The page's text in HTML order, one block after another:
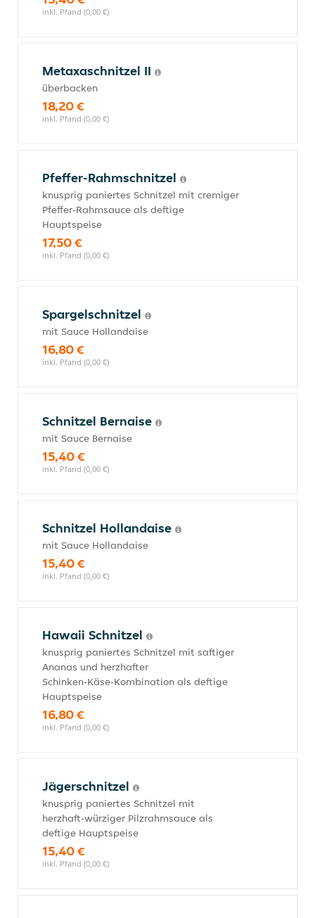
inkl. Pfand (0,00 €)
Metaxaschnitzel II
überbacken
18,20 €
inkl. Pfand (0,00 €)
Pfeffer-Rahmschnitzel
knusprig paniertes Schnitzel mit cremiger
Pfeffer‑Rahmsauce als deftige
Hauptspeise
17,50 €
inkl. Pfand (0,00 €)
Spargelschnitzel
mit Sauce Hollandaise
16,80 €
inkl. Pfand (0,00 €)
Schnitzel Bernaise
mit Sauce Bernaise
15,40 €
inkl. Pfand (0,00 €)
Schnitzel Hollandaise
mit Sauce Hollandaise
15,40 €
inkl. Pfand (0,00 €)
Hawaii Schnitzel
knusprig paniertes Schnitzel mit saftiger
Ananas und herzhafter
Schinken‑Käse‑Kombination als deftige
Hauptspeise
16,80 €
inkl. Pfand (0,00 €)
Jägerschnitzel
knusprig paniertes Schnitzel mit
herzhaft‑würziger Pilzrahmsauce als
deftige Hauptspeise
15,40 €
inkl. Pfand (0,00 €)